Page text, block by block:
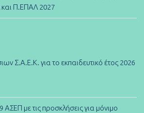
Π.ΕΠΑΛ 2027
Σ.Α.Ε.Κ. για το εκπαιδευτικό έτος 2026
με τις προσκλήσεις για μόνιμο